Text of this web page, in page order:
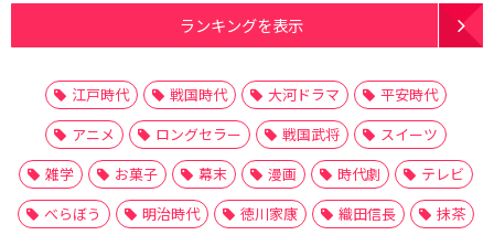
ランキングを表示
江戸時代 戦国時代 大河ドラマ
平安時代
アニメ
ロングセラー 戦国武将
スイーツ
雑学
お菓子 幕末 漫画 時代劇
テレビ
べらぼう
明治時代 徳川家康 織田信長
抹茶